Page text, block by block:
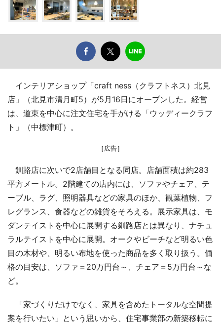
インテリアショップ「craft ness（クラフトネス）北見
店」（北見市清月町5）が5月16日にオープンした。経営
は、道東を中心に注文住宅を手がける「ウッディークラフ
ト」（中標津町）。
［広告］
釧路店に次いで2店舗目となる同店。店舗面積は約283
平方メートル。2階建ての店内には、ソファやチェア、テ
ーブル、ラグ、照明器具などの家具のほか、観葉植物、フ
レグランス、食器などの雑貨をそろえる。展示家具は、モ
ダンテイストを中心に展開する釧路店とは異なり、ナチュ
ラルテイストを中心に展開。オークやビーチなど明るい色
目の木材や、明るい布地を使った商品を多く取り扱う。価
格の目安は、ソファ＝20万円台～、チェア＝5万円台～な
ど。
「家づくりだけでなく、家具を含めたトータルな空間提
案を行いたい」という思いから、住宅事業部の新築移転に